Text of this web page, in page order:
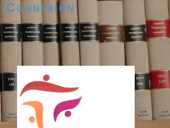
Connexion